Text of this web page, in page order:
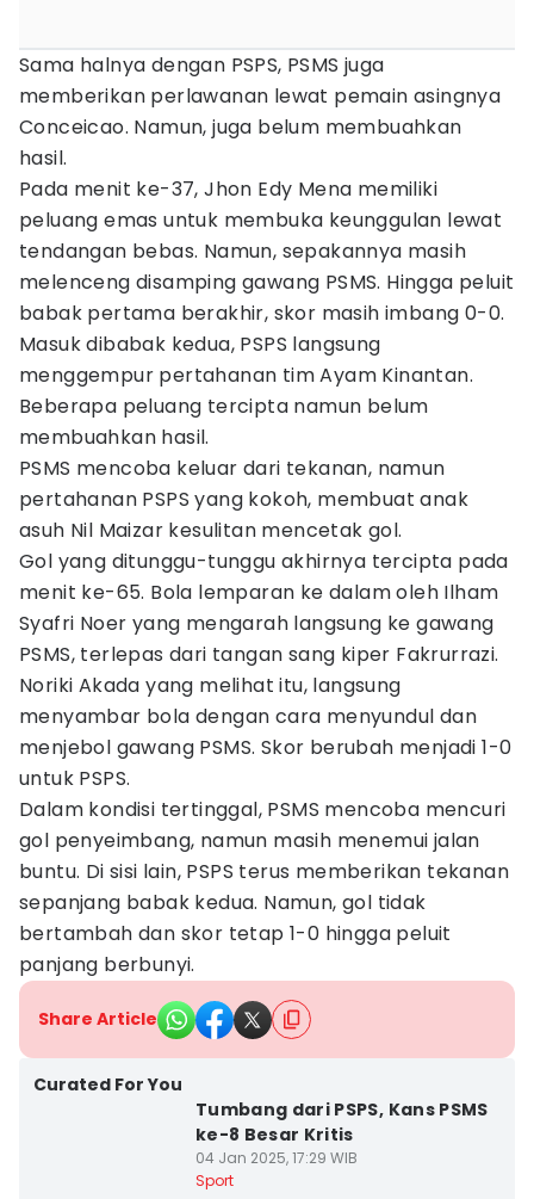
Sama halnya dengan PSPS, PSMS juga
memberikan perlawanan lewat pemain asingnya
Conceicao. Namun, juga belum membuahkan
hasil.
Pada menit ke-37, Jhon Edy Mena memiliki
peluang emas untuk membuka keunggulan lewat
tendangan bebas. Namun, sepakannya masih
melenceng disamping gawang PSMS. Hingga peluit
babak pertama berakhir, skor masih imbang 0-0.
Masuk dibabak kedua, PSPS langsung
menggempur pertahanan tim Ayam Kinantan.
Beberapa peluang tercipta namun belum
membuahkan hasil.
PSMS mencoba keluar dari tekanan, namun
pertahanan PSPS yang kokoh, membuat anak
asuh Nil Maizar kesulitan mencetak gol.
Gol yang ditunggu-tunggu akhirnya tercipta pada
menit ke-65. Bola lemparan ke dalam oleh Ilham
Syafri Noer yang mengarah langsung ke gawang
PSMS, terlepas dari tangan sang kiper Fakrurrazi.
Noriki Akada yang melihat itu, langsung
menyambar bola dengan cara menyundul dan
menjebol gawang PSMS. Skor berubah menjadi 1-0
untuk PSPS.
Dalam kondisi tertinggal, PSMS mencoba mencuri
gol penyeimbang, namun masih menemui jalan
buntu. Di sisi lain, PSPS terus memberikan tekanan
sepanjang babak kedua. Namun, gol tidak
bertambah dan skor tetap 1-0 hingga peluit
panjang berbunyi.
Share Article
Curated For You
Tumbang dari PSPS, Kans PSMS
ke-8 Besar Kritis
04 Jan 2025, 17:29 WIB
Sport